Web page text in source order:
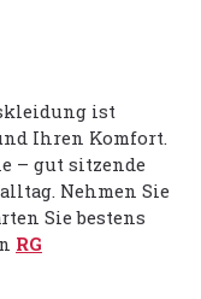
ist
Ihren Komfort.
– gut sitzende
Nehmen Sie
Sie bestens
RG